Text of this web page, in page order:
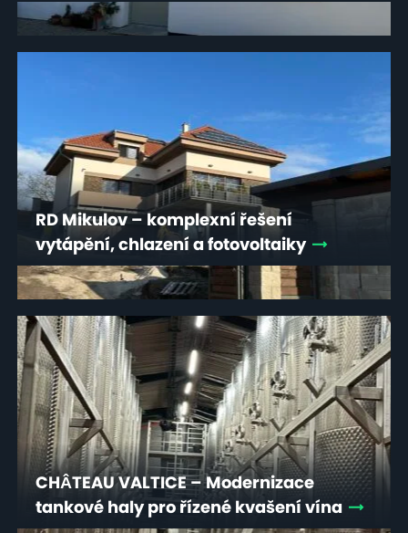
RD Mikulov – komplexní řešení
vytápění, chlazení a fotovoltaiky
CHÂTEAU VALTICE – Modernizace
tankové haly pro řízené kvašení vína